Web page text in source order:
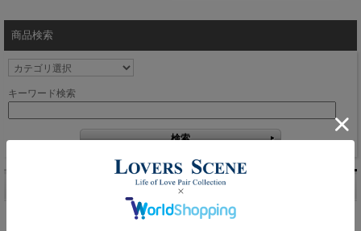
商品検索
キーワード検索